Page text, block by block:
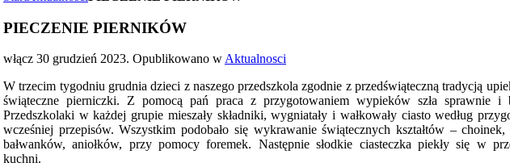
PIECZENIE PIERNIKÓW
włącz 30 grudzień 2023. Opublikowano wAktualnosci
W trzecim tygodniu grudnia dzieci z naszego przedszkola zgodnie z przedświąteczną tradycją
świąteczne pierniczki. Z pomocą pań praca z przygotowaniem wypieków szła sprawnie i
Przedszkolaki w każdej grupie mieszały składniki, wygniatały i wałkowały ciasto według
wcześniej przepisów. Wszystkim podobało się wykrawanie świątecznych kształtów – choinek,
bałwanków, aniołków, przy pomocy foremek. Następnie słodkie ciasteczka piekły się w
kuchni.